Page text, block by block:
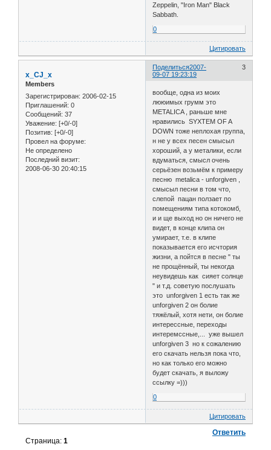
Zeppelin, "Iron Man" Black
Sabbath.
0
Цитировать
Поделиться 3
2007-
09-07 19:23:19
x_CJ_x
Members
Зарегистрирован: 2006-02-15
Приглашений: 0
Сообщений: 37
Уважение: [+0/-0]
Позитив: [+0/-0]
Провел на форуме:
Не определено
Последний визит:
2008-06-30 20:40:15
вообще, одна из моих
лююимых грумм это
METALICA , раньше мне
нравились SYXTEM OF A
DOWN тоже неплохая группа,
н не у всех песен смысыл
хороший, а у металики, если
вдуматься, смысл очень
серьёзен возьмём к примеру
песню metalica - unforgiven ,
смысыл песни в том что,
слепой пацан ползает по
помещениям типа котокомб,
и и ще выход но он ничего не
видет, в конце клипа он
умирает, т.е. в клипе
показывается его исчтория
жизни, а пойтся в песне " ты
не прощённый, ты некогда
неувидешь как сияет солнце
" и т.д. советую послушать
это unforgiven 1 есть так же
unforgiven 2 он болие
тяжёлый, хотя нети, он болие
интерессные, переходы
интеремссные,... уже вышел
unforgiven 3 но к сожалению
его скачать нельзя пока что,
но как только его можно
будет скачать, я выложу
ссылку =)))
0
Цитировать
Ответить
Страница:1